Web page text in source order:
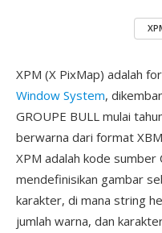
XPM (X PixMap) adalah
Window System,
GROUPE BULL mulai
berwarna dari format
XPM adalah kode
mendefinisikan gambar
karakter, di mana string
jumlah warna, dan